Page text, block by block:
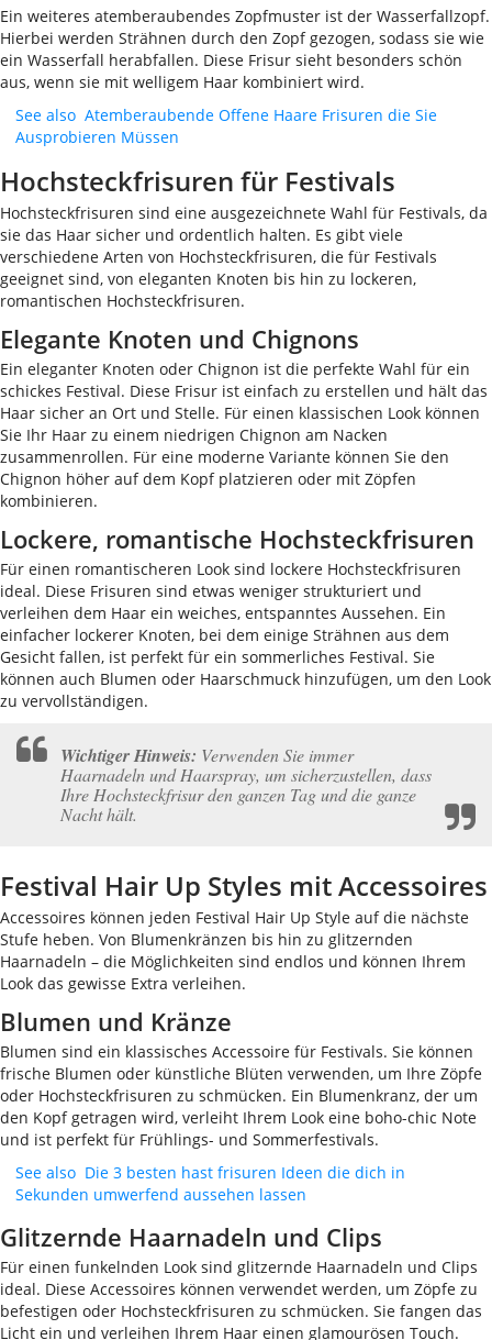
Ein weiteres atemberaubendes Zopfmuster ist der Wasserfallzopf.
Hierbei werden Strähnen durch den Zopf gezogen, sodass sie wie
ein Wasserfall herabfallen. Diese Frisur sieht besonders schön
aus, wenn sie mit welligem Haar kombiniert wird.
See also Atemberaubende Offene Haare Frisuren die Sie
Ausprobieren Müssen
Hochsteckfrisuren für Festivals
Hochsteckfrisuren sind eine ausgezeichnete Wahl für Festivals, da
sie das Haar sicher und ordentlich halten. Es gibt viele
verschiedene Arten von Hochsteckfrisuren, die für Festivals
geeignet sind, von eleganten Knoten bis hin zu lockeren,
romantischen Hochsteckfrisuren.
Elegante Knoten und Chignons
Ein eleganter Knoten oder Chignon ist die perfekte Wahl für ein
schickes Festival. Diese Frisur ist einfach zu erstellen und hält das
Haar sicher an Ort und Stelle. Für einen klassischen Look können
Sie Ihr Haar zu einem niedrigen Chignon am Nacken
zusammenrollen. Für eine moderne Variante können Sie den
Chignon höher auf dem Kopf platzieren oder mit Zöpfen
kombinieren.
Lockere, romantische Hochsteckfrisuren
Für einen romantischeren Look sind lockere Hochsteckfrisuren
ideal. Diese Frisuren sind etwas weniger strukturiert und
verleihen dem Haar ein weiches, entspanntes Aussehen. Ein
einfacher lockerer Knoten, bei dem einige Strähnen aus dem
Gesicht fallen, ist perfekt für ein sommerliches Festival. Sie
können auch Blumen oder Haarschmuck hinzufügen, um den Look
zu vervollständigen.
Wichtiger Hinweis: Verwenden Sie immer
Haarnadeln und Haarspray, um sicherzustellen, dass
Ihre Hochsteckfrisur den ganzen Tag und die ganze
Nacht hält.
Festival Hair Up Styles mit Accessoires
Accessoires können jeden Festival Hair Up Style auf die nächste
Stufe heben. Von Blumenkränzen bis hin zu glitzernden
Haarnadeln – die Möglichkeiten sind endlos und können Ihrem
Look das gewisse Extra verleihen.
Blumen und Kränze
Blumen sind ein klassisches Accessoire für Festivals. Sie können
frische Blumen oder künstliche Blüten verwenden, um Ihre Zöpfe
oder Hochsteckfrisuren zu schmücken. Ein Blumenkranz, der um
den Kopf getragen wird, verleiht Ihrem Look eine boho-chic Note
und ist perfekt für Frühlings- und Sommerfestivals.
See also Die 3 besten hast frisuren Ideen die dich in
Sekunden umwerfend aussehen lassen
Glitzernde Haarnadeln und Clips
Für einen funkelnden Look sind glitzernde Haarnadeln und Clips
ideal. Diese Accessoires können verwendet werden, um Zöpfe zu
befestigen oder Hochsteckfrisuren zu schmücken. Sie fangen das
Licht ein und verleihen Ihrem Haar einen glamourösen Touch.